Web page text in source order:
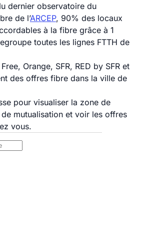
dernier observatoire du
de l’ARCEP, 90% des locaux
à la fibre grâce à 1
toutes les lignes FTTH de
Orange, SFR, RED by SFR et
des offres fibre dans la ville de
pour visualiser la zone de
mutualisation et voir les offres
vous.